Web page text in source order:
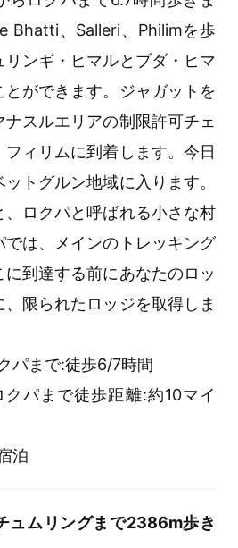
Bhatti、Salleri、Philimを歩
リンギ・ヒマルとブダ・ヒマ
ができます。ジャガットを
スルエリアの制限許可チェ
フィリムに到着します。今日
トグルン地域に入ります。
、ロクパと呼ばれる小さな村
では、メインのトレッキング
到達する前にあなたのロッ
限られたロッジを取得しま
パまで:徒歩6/7時間
パまで徒歩距離:約10マイ
泊
ュムリングまで2386m歩き